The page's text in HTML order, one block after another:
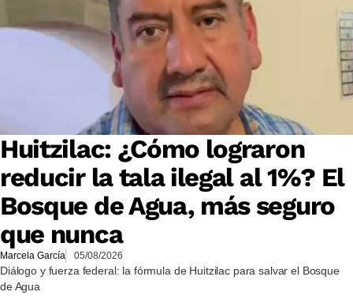
Huitzilac: ¿Cómo lograron
reducir la tala ilegal al 1%? El
Bosque de Agua, más seguro
que nunca
Marcela García 05/08/2026
Diálogo y fuerza federal: la fórmula de Huitzilac para salvar el Bosque
de Agua